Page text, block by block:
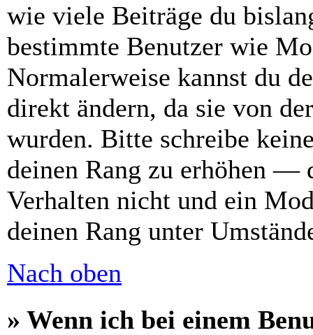
wie viele Beiträge du
bestimmte Benutzer wie
Normalerweise kannst du
direkt ändern, da sie von
wurden. Bitte schreibe
deinen Rang zu erhöhen —
Verhalten nicht und ein
deinen Rang unter
Nach oben
» Wenn ich bei einem